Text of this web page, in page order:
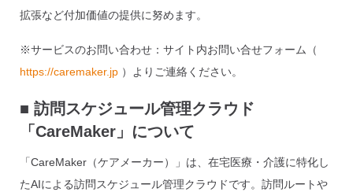
拡張など付加価値の提供に努めます。
※サービスのお問い合わせ：サイト内お問い合せフォーム（
https://caremaker.jp ）よりご連絡ください。
■訪問スケジュール管理クラウド
「CareMaker」について
「CareMaker（ケアメーカー）」は、在宅医療・介護に特化し
たAIによる訪問スケジュール管理クラウドです。訪問ルートや